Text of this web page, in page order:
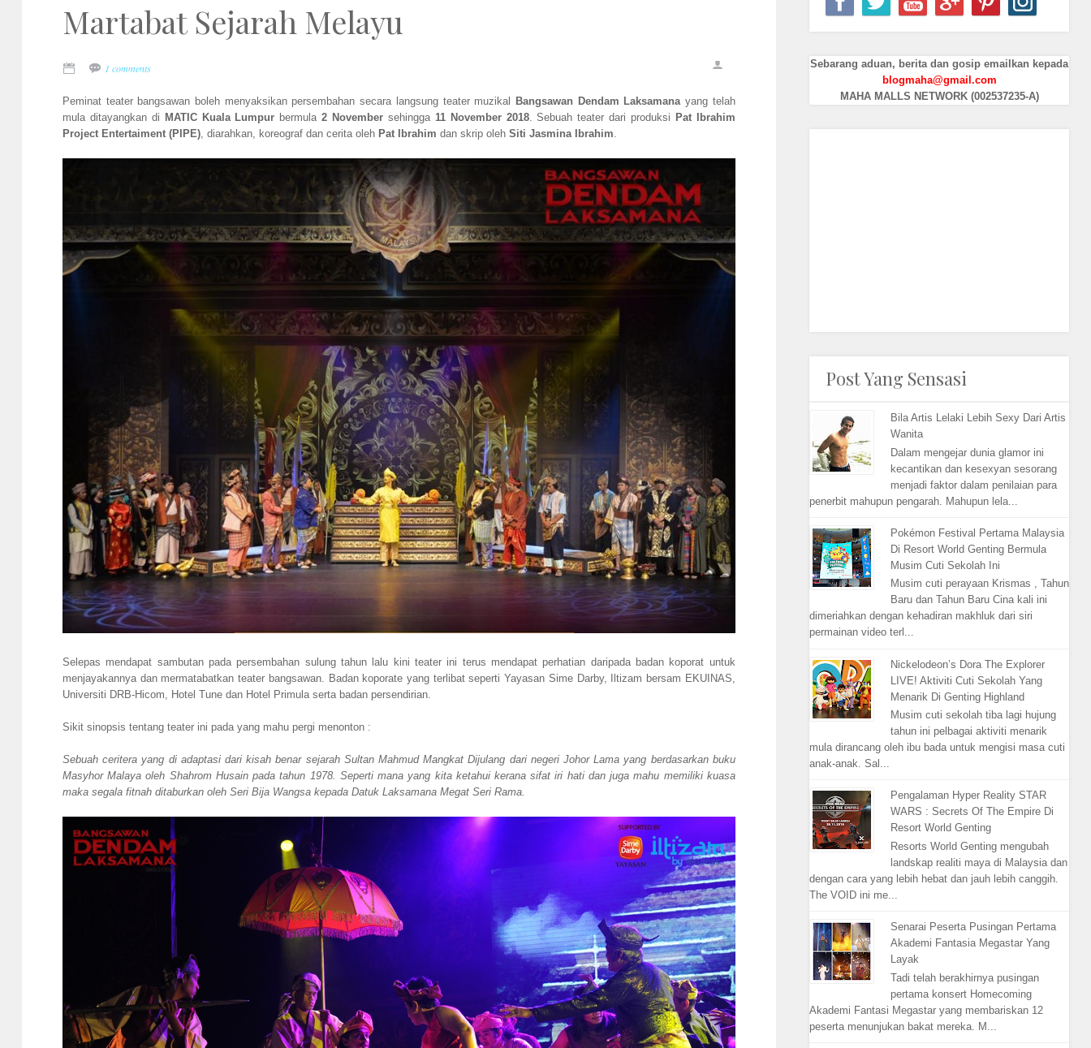
Martabat Sejarah Melayu
1 comments
Peminat teater bangsawan boleh menyaksikan persembahan secara langsung teater muzikal Bangsawan Dendam Laksamanayang telah
mula ditayangkan di MATIC Kuala Lumpur bermula2 November sehingga 11 November 2018. Sebuah teater dari produksi Pat Ibrahim
Project Entertaiment (PIPE), diarahkan, koreograf dan cerita oleh Pat Ibrahim dan skrip oleh Siti Jasmina Ibrahim.
Selepas mendapat sambutan pada persembahan sulung tahun lalu kini teater ini terus mendapat perhatian daripada badan koporat untuk
menjayakannya dan mermatabatkan teater bangsawan. Badan koporate yang terlibat seperti Yayasan Sime Darby, Iltizam bersam EKUINAS,
Universiti DRB-Hicom, Hotel Tune dan Hotel Primula serta badan persendirian.
Sikit sinopsis tentang teater ini pada yang mahu pergi menonton :
Sebuah ceritera yang di adaptasi dari kisah benar sejarah Sultan Mahmud Mangkat Dijulang dari negeri Johor Lama yang berdasarkan buku
Masyhor Malaya oleh Shahrom Husain pada tahun 1978. Seperti mana yang kita ketahui kerana sifat iri hati dan juga mahu memiliki kuasa
maka segala fitnah ditaburkan oleh Seri Bija Wangsa kepada Datuk Laksamana Megat Seri Rama.
Sebarang aduan, berita dan gosip emailkan kepada
blogmaha@gmail.com
MAHA MALLS NETWORK (002537235-A)
Post Yang Sensasi
Bila Artis Lelaki Lebih Sexy Dari Artis
Wanita
Dalam mengejar dunia glamor ini
kecantikan dan kesexyan sesorang
menjadi faktor dalam penilaian para
penerbit mahupun pengarah. Mahupun lela...
Pokémon Festival Pertama Malaysia
Di Resort World Genting Bermula
Musim Cuti Sekolah Ini
Musim cuti perayaan Krismas , Tahun
Baru dan Tahun Baru Cina kali ini
dimeriahkan dengan kehadiran makhluk dari siri
permainan video terl...
Nickelodeon’s Dora The Explorer
LIVE! Aktiviti Cuti Sekolah Yang
Menarik Di Genting Highland
Musim cuti sekolah tiba lagi hujung
tahun ini pelbagai aktiviti menarik
mula dirancang oleh ibu bada untuk mengisi masa cuti
anak-anak. Sal...
Pengalaman Hyper Reality STAR
WARS : Secrets Of The Empire Di
Resort World Genting
Resorts World Genting mengubah
landskap realiti maya di Malaysia dan
dengan cara yang lebih hebat dan jauh lebih canggih.
The VOID ini me...
Senarai Peserta Pusingan Pertama
Akademi Fantasia Megastar Yang
Layak
Tadi telah berakhirnya pusingan
pertama konsert Homecoming
Akademi Fantasi Megastar yang membariskan 12
peserta menunjukan bakat mereka. M...